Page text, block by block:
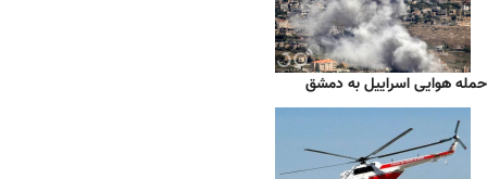
حمله هوایی اسراییل به دمشق